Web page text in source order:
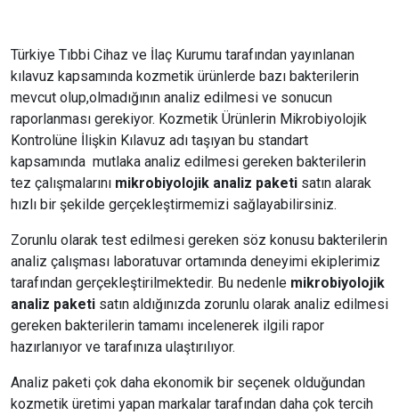
Türkiye Tıbbi Cihaz ve İlaç Kurumu tarafından yayınlanan
kılavuz kapsamında kozmetik ürünlerde bazı bakterilerin
mevcut olup,olmadığının analiz edilmesi ve sonucun
raporlanması gerekiyor. Kozmetik Ürünlerin Mikrobiyolojik
Kontrolüne İlişkin Kılavuz adı taşıyan bu standart
kapsamında mutlaka analiz edilmesi gereken bakterilerin
tez çalışmalarını mikrobiyolojik analiz paketi satın alarak
hızlı bir şekilde gerçekleştirmemizi sağlayabilirsiniz.
Zorunlu olarak test edilmesi gereken söz konusu bakterilerin
analiz çalışması laboratuvar ortamında deneyimi ekiplerimiz
tarafından gerçekleştirilmektedir. Bu nedenle mikrobiyolojik
analiz paketi satın aldığınızda zorunlu olarak analiz edilmesi
gereken bakterilerin tamamı incelenerek ilgili rapor
hazırlanıyor ve tarafınıza ulaştırılıyor.
Analiz paketi çok daha ekonomik bir seçenek olduğundan
kozmetik üretimi yapan markalar tarafından daha çok tercih